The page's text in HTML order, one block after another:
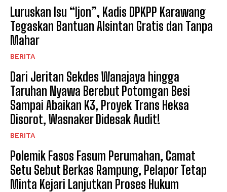
Luruskan Isu “Ijon”, Kadis DPKPP Karawang
Tegaskan Bantuan Alsintan Gratis dan Tanpa
Mahar
BERITA
Dari Jeritan Sekdes Wanajaya hingga
Taruhan Nyawa Berebut Potomgan Besi
Sampai Abaikan K3, Proyek Trans Heksa
Disorot, Wasnaker Didesak Audit!
BERITA
Polemik Fasos Fasum Perumahan, Camat
Setu Sebut Berkas Rampung, Pelapor Tetap
Minta Kejari Lanjutkan Proses Hukum